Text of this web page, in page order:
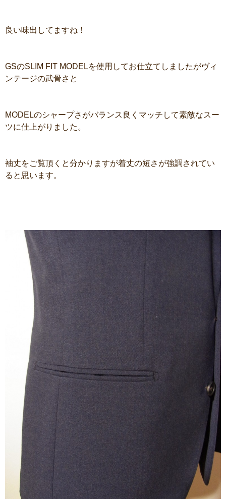
良い味出してますね！
GSのSLIM FIT MODELを使用してお仕立てしましたがヴィ
ンテージの武骨さと
MODELのシャープさがバランス良くマッチして素敵なスー
ツに仕上がりました。
袖丈をご覧頂くと分かりますが着丈の短さが強調されてい
ると思います。